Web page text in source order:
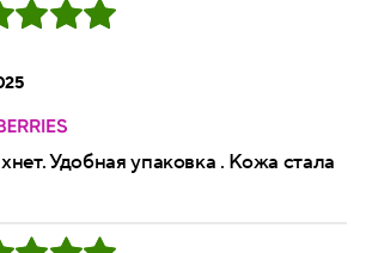
Удобная упаковка . Кожа стала